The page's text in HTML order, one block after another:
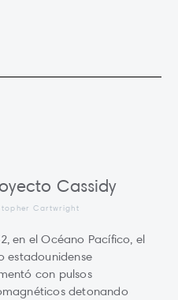
Cassidy
Cartwright
en el Océano Pacífico, el
estadounidense
con pulsos
detonando